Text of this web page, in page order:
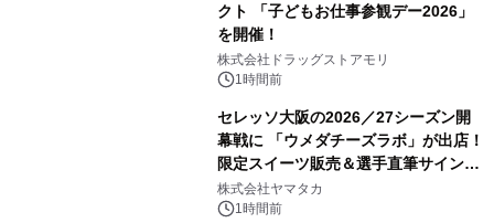
クト 「子どもお仕事参観デー2026」
を開催！
株式会社ドラッグストアモリ
1時間前
セレッソ大阪の2026／27シーズン開
幕戦に 「ウメダチーズラボ」が出店！
限定スイーツ販売＆選手直筆サイング
ッズが当たる抽選会を 8月8日に開催
株式会社ヤマタカ
1時間前